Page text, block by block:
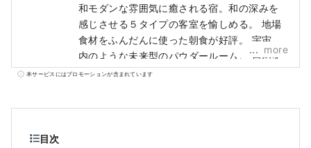
和モダンな雰囲気に癒される宿。和の深みを
感じさせる５タイプの客室を愉しめる。 地場
食材をふんだんに使った朝食が好評。 宇宙船
内のような未来型のパウダールーム。 自然を
感じながら愉しめる貸切風呂。 薪ストーブに
more
本サービスにはプロモーションが含まれています
目次